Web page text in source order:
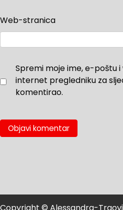
Web-stranica
Spremi moje ime, e-poštu
internet pregledniku za
komentirao.
Copyright © Alessandra-